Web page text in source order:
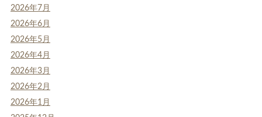
2026年7月
2026年6月
2026年5月
2026年4月
2026年3月
2026年2月
2026年1月